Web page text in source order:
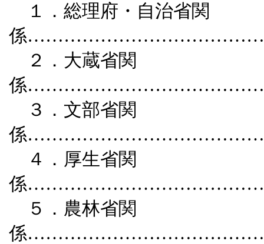
１．総理府・自治省関
係
２．大蔵省関
係
３．文部省関
係
４．厚生省関
係
５．農林省関
係